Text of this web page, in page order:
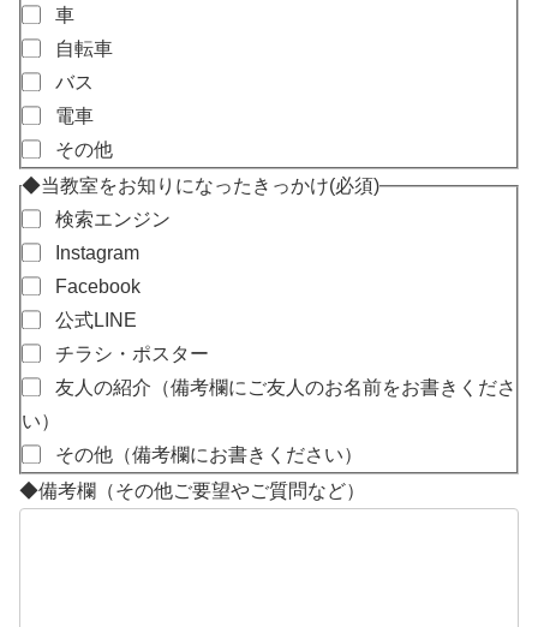
車
自転車
バス
電車
その他
◆当教室をお知りになったきっかけ(必須)
検索エンジン
Instagram
Facebook
公式LINE
チラシ・ポスター
友人の紹介（備考欄にご友人のお名前をお書きくださ
い）
その他（備考欄にお書きください）
◆備考欄（その他ご要望やご質問など）